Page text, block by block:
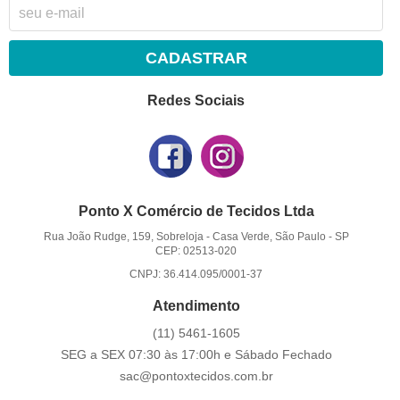
CADASTRAR
Redes Sociais
Ponto X Comércio de Tecidos Ltda
Rua João Rudge, 159, Sobreloja- Casa Verde, São Paulo - SP
CEP: 02513-020
CNPJ: 36.414.095/0001-37
Atendimento
(11) 5461-1605
SEG a SEX 07:30 às 17:00h e Sábado Fechado
sac@pontoxtecidos.com.br